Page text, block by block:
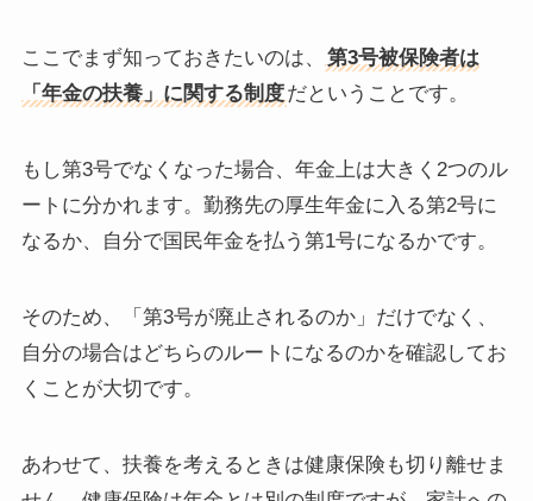
ここでまず知っておきたいのは、
第3号被保険者は
「年金の扶養」に関する制度だということです。
もし第3号でなくなった場合、年金上は大きく2つのル
ートに分かれます。勤務先の厚生年金に入る第2号に
なるか、自分で国民年金を払う第1号になるかです。
そのため、「第3号が廃止されるのか」だけでなく、
自分の場合はどちらのルートになるのかを確認してお
くことが大切です。
あわせて、扶養を考えるときは健康保険も切り離せま